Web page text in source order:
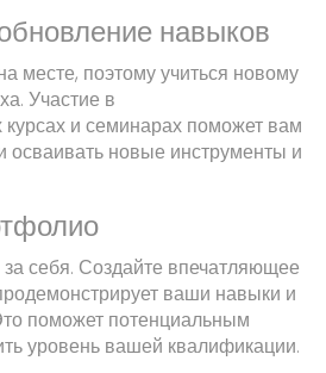
навыков
месте, поэтому учиться новому
Участие в
и семинарах поможет вам
осваивать новые инструменты и
себя. Создайте впечатляющее
ваши навыки и
поможет потенциальным
уровень вашей квалификации.